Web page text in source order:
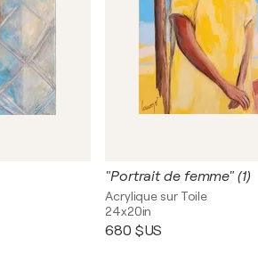
"Portrait de femme" (1)
Acrylique sur Toile
24x20in
680 $US